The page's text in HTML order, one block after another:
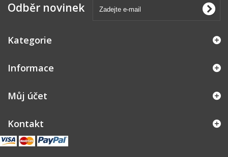
Odběr novinek
Kategorie
Informace
Můj účet
Kontakt